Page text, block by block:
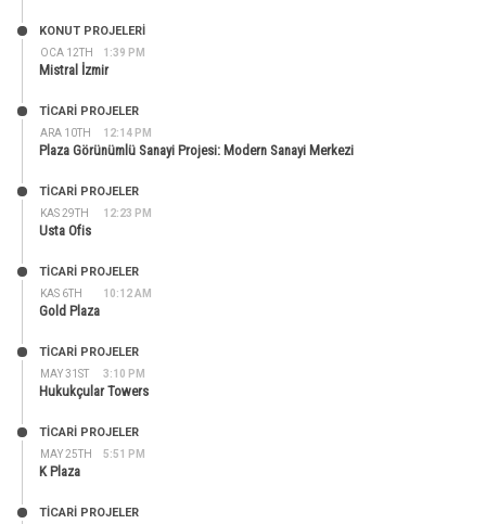
OCA 12TH 1:39 PM
KONUT PROJELERI
Mistral İzmir
ARA 10TH 12:14 PM
TİCARİ PROJELER
Plaza Görünümlü Sanayi Projesi: Modern Sanayi Merkezi
KAS 29TH 12:23 PM
TİCARİ PROJELER
Usta Ofis
KAS 6TH 10:12 AM
TİCARİ PROJELER
Gold Plaza
MAY 31ST 3:10 PM
TİCARİ PROJELER
Hukukçular Towers
MAY 25TH 5:51 PM
TİCARİ PROJELER
K Plaza
TİCARİ PROJELER